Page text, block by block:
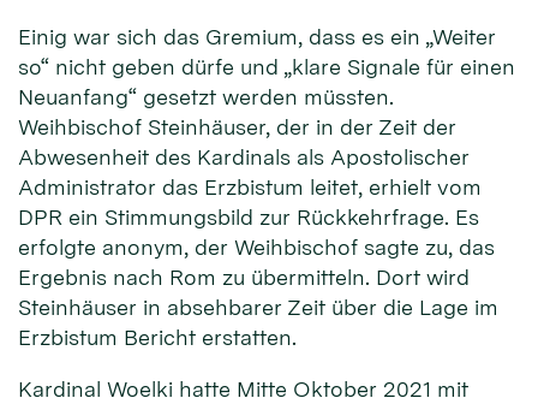
Einig war sich das Gremium, dass es ein „Weiter
so“ nicht geben dürfe und „klare Signale für einen
Neuanfang“ gesetzt werden müssten.
Weihbischof Steinhäuser, der in der Zeit der
Abwesenheit des Kardinals als Apostolischer
Administrator das Erzbistum leitet, erhielt vom
DPR ein Stimmungsbild zur Rückkehrfrage. Es
erfolgte anonym, der Weihbischof sagte zu, das
Ergebnis nach Rom zu übermitteln. Dort wird
Steinhäuser in absehbarer Zeit über die Lage im
Erzbistum Bericht erstatten.
Kardinal Woelki hatte Mitte Oktober 2021 mit